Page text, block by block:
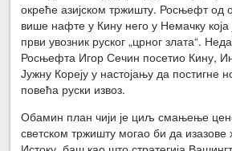
окреће азијском тржишту. Росњефт од
више нафте у Кину него у Немачку која
први увозник руског „црног злата“.
Росњефта Игор Сечин посетио Кину,
Јужну Кореју у настојању да постигне
повећа руски извоз.
Обамин план чији је циљ смањење
светском тржишту могао би да